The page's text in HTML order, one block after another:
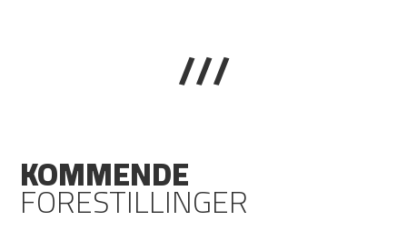
///
KOMMENDE
FORESTILLINGER